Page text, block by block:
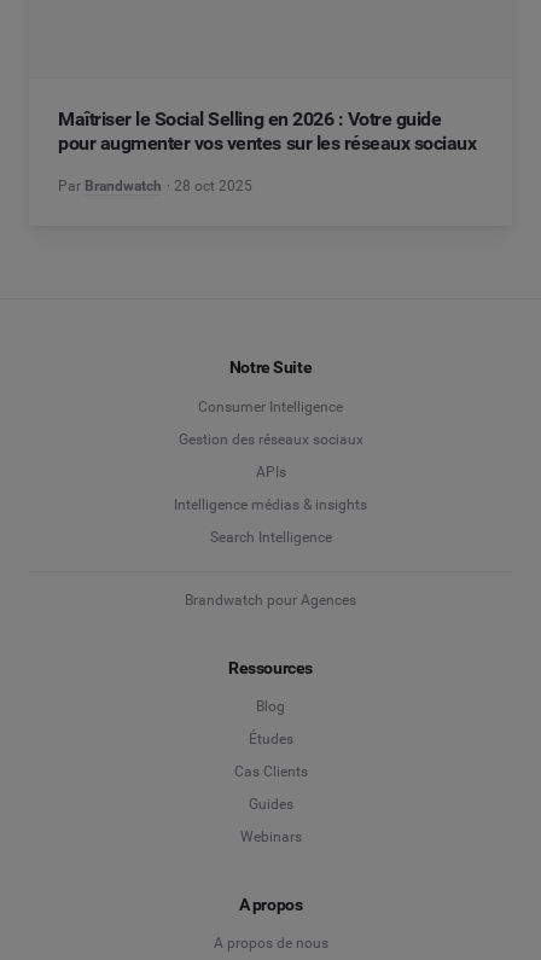
Maîtriser le Social Selling en 2026 : Votre guide
pour augmenter vos ventes sur les réseaux sociaux
Par Brandwatch 28 oct 2025
Notre Suite
Consumer Intelligence
Gestion des réseaux sociaux
APIs
Intelligence médias & insights
Search Intelligence
Brandwatch pour Agences
Ressources
Blog
Études
Cas Clients
Guides
Webinars
A propos
A propos de nous